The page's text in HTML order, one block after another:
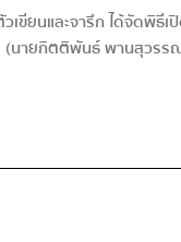
นและจารึก ได้จัดพิธี
ายกิตติพันธ์ พานสุวรร